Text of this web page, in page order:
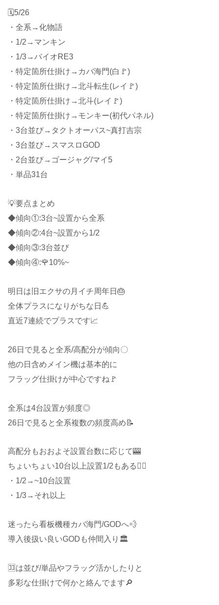
🗓5/26
・全系→化物語
・1/2→マンキン
・1/3→バイオRE3
・特定箇所仕掛け→カバ海門(白🚩)
・特定箇所仕掛け→北斗転生(レイ🚩)
・特定箇所仕掛け→北斗(レイ🚩)
・特定箇所仕掛け→モンキー(初代パネル)
・3台並び→タクトオーパス~真打吉宗
・3台並び→スマスロGOD
・2台並び→ゴージャグ/マイ5
・単品31台
💡要点まとめ
◆傾向①:3台~設置から全系
◆傾向②:4台~設置から1/2
◆傾向③:3台並び
◆傾向④:🌹10%~
明日は旧エクサの月イチ周年日🎂
全体プラスになりがちな日💪
直近7連続でプラスです📈
26日で見ると全系/高配分が傾向〇
他の日含めメイン機は基本的に
フラッグ仕掛けが中心ですね🚩
全系は4台設置が頻度◎
26日で見ると全系複数の頻度高め📝
高配分もおおよそ設置台数に応じて🎰
ちょいちょい10台以上設置1/2もある🙋‍♂️
・1/2→~10台設置
・1/3→それ以上
迷ったら看板機種カバ海門/GODへ💨
導入後扱い良いGODも仲間入り🏛️
🈁は並び/単品やフラッグ活かしたりと
多彩な仕掛けで何かと絡んでます🔎